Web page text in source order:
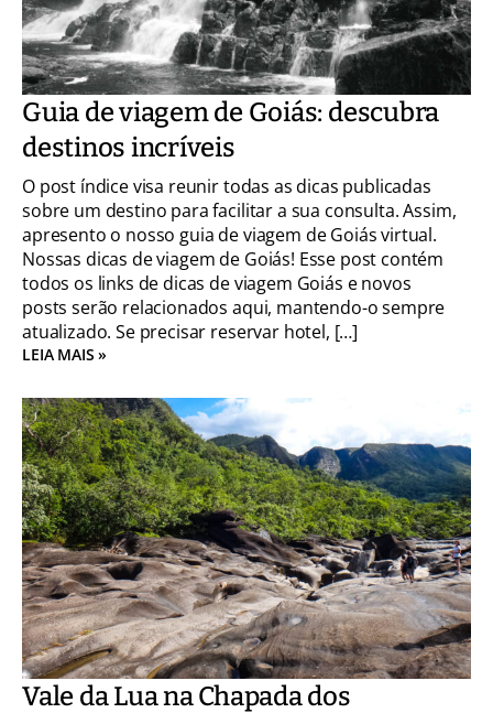
Guia de viagem de Goiás: descubra
destinos incríveis
O post índice visa reunir todas as dicas publicadas
sobre um destino para facilitar a sua consulta. Assim,
apresento o nosso guia de viagem de Goiás virtual.
Nossas dicas de viagem de Goiás! Esse post contém
todos os links de dicas de viagem Goiás e novos
posts serão relacionados aqui, mantendo-o sempre
atualizado. Se precisar reservar hotel, […]
LEIA MAIS »
Vale da Lua na Chapada dos